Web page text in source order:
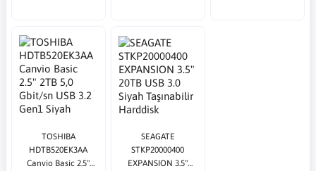
TOSHIBA
HDTB520EK3AA
Canvio Basic 2.5"
SEAGATE
STKP20000400
EXPANSION 3.5"